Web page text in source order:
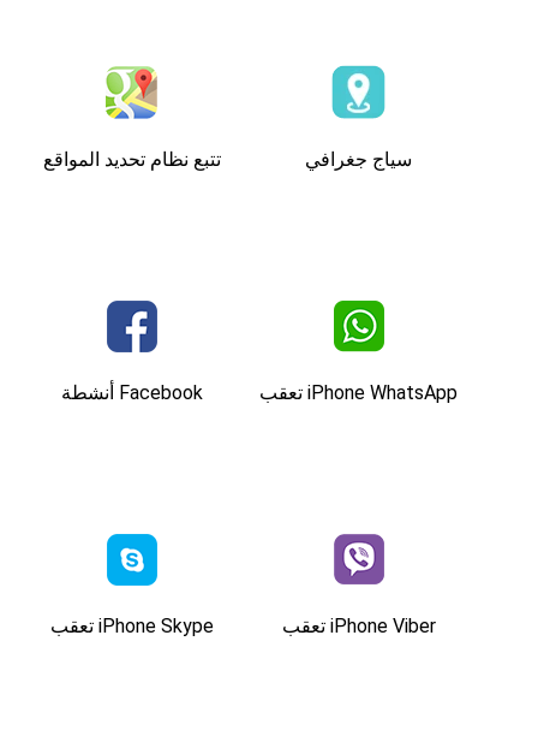
تتبع نظام تحديد المواقع سياج جغرافي
Facebook أنشطة iPhone WhatsApp تعقب
iPhone Skype تعقب iPhone Viber تعقب